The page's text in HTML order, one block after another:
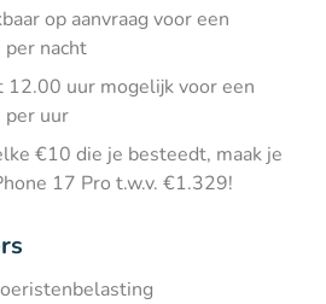
op aanvraag voor een
nacht
12.00 uur mogelijk voor een
per uur
€10 die je besteedt, maak je
17 Pro t.w.v. €1.329!